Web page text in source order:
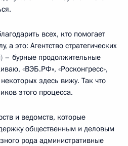
всех, кто помогает
а это: Агентство стратегических
– бурные продолжительные
«ВЭБ.РФ», «Росконгресс»,
здесь вижу. Так что
этого процесса.
и ведомств, которые
общественным и деловым
рода административные